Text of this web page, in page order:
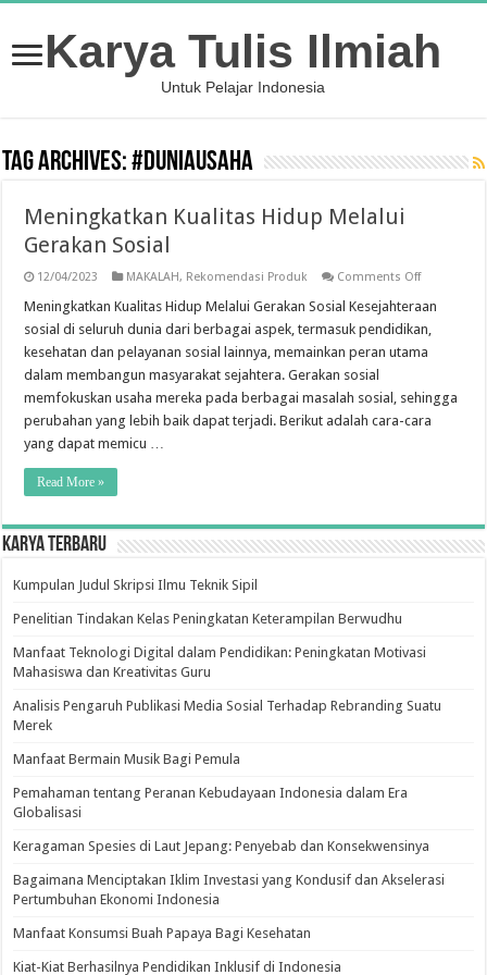
Karya Tulis Ilmiah
Untuk Pelajar Indonesia
Tag Archives:#duniausaha
Meningkatkan Kualitas Hidup Melalui
Gerakan Sosial
12/04/2023 MAKALAH, Rekomendasi Produk Comments Offon
Kualitas
Melalui
Gerakan
Sosial
Meningkatkan Kualitas Hidup Melalui Gerakan Sosial Kesejahteraan
sosial di seluruh dunia dari berbagai aspek, termasuk pendidikan,
kesehatan dan pelayanan sosial lainnya, memainkan peran utama
dalam membangun masyarakat sejahtera. Gerakan sosial
memfokuskan usaha mereka pada berbagai masalah sosial, sehingga
perubahan yang lebih baik dapat terjadi. Berikut adalah cara-cara
yang dapat memicu …
Read More »
Karya Terbaru
Kumpulan Judul Skripsi Ilmu Teknik Sipil
Penelitian Tindakan Kelas Peningkatan Keterampilan Berwudhu
Manfaat Teknologi Digital dalam Pendidikan: Peningkatan Motivasi
Mahasiswa dan Kreativitas Guru
Analisis Pengaruh Publikasi Media Sosial Terhadap Rebranding Suatu
Merek
Manfaat Bermain Musik Bagi Pemula
Pemahaman tentang Peranan Kebudayaan Indonesia dalam Era
Globalisasi
Keragaman Spesies di Laut Jepang: Penyebab dan Konsekwensinya
Bagaimana Menciptakan Iklim Investasi yang Kondusif dan Akselerasi
Pertumbuhan Ekonomi Indonesia
Manfaat Konsumsi Buah Papaya Bagi Kesehatan
Kiat-Kiat Berhasilnya Pendidikan Inklusif di Indonesia